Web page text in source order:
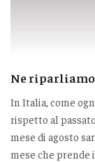
Ne riparliamo
In Italia, come
rispetto al
mese di agosto
mese che prende